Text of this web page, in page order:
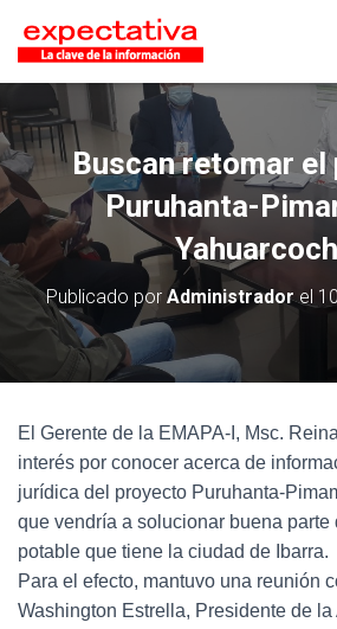
Buscan retomar
Puruhanta-
Publicado por Administradorel
El Gerente de la EMAPA-I, Msc.
interés por conocer acerca de
jurídica del proyecto Puruhanta-
que vendría a solucionar buena parte
potable que tiene la ciudad de Ibarra.
Para el efecto, mantuvo una reunión
Washington Estrella, Presidente de